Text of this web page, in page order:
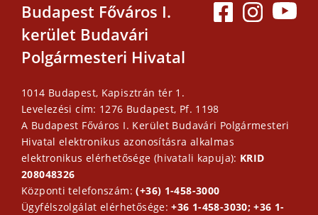
Budapest Főváros I.
kerület Budavári
Polgármesteri Hivatal
1014 Budapest, Kapisztrán tér 1.
Levelezési cím: 1276 Budapest, Pf. 1198
A Budapest Főváros I. Kerület Budavári Polgármesteri
Hivatal elektronikus azonosításra alkalmas
elektronikus elérhetősége (hivatali kapuja): KRID
208048326
Központi telefonszám:(+36) 1-458-3000
Ügyfélszolgálat elérhetősége:+36 1-458-3030; +36 1-